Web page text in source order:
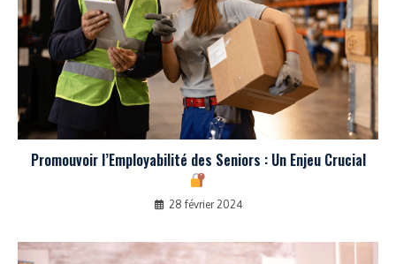
Promouvoir l’Employabilité des Seniors : Un Enjeu Crucial
28 février 2024